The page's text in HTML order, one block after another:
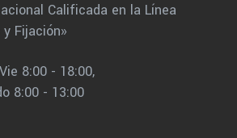
Calificada en la Línea
Fijación»
8:00 - 18:00,
8:00 - 13:00